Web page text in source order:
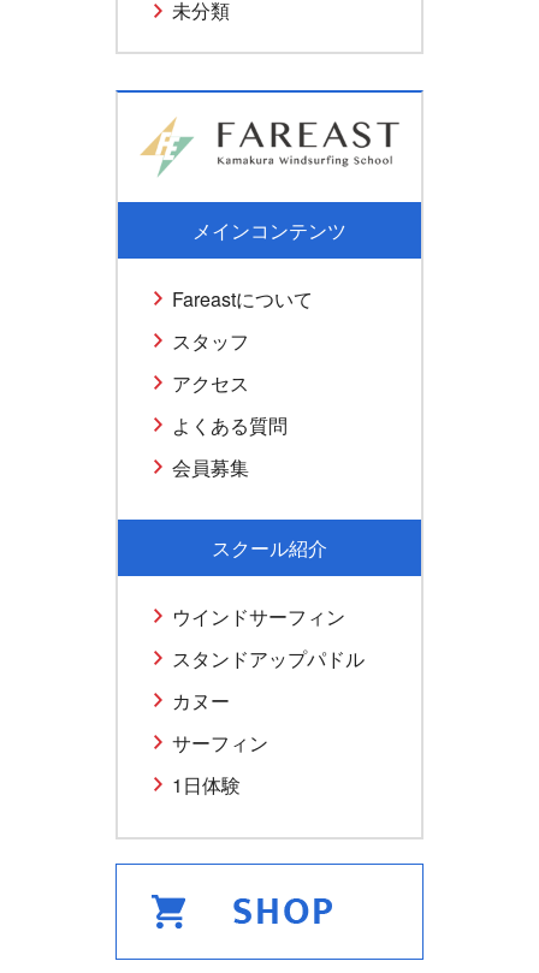
未分類
メインコンテンツ
Fareastについて
スタッフ
アクセス
よくある質問
会員募集
スクール紹介
ウインドサーフィン
スタンドアップパドル
カヌー
サーフィン
1日体験